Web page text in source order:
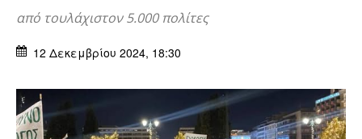
από τουλάχιστον 5.000 πολίτες
12 Δεκεμβρίου 2024, 18:30